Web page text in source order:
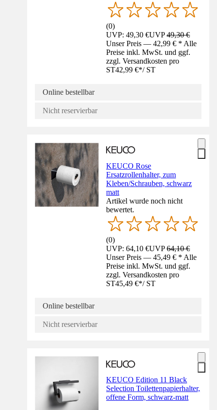
(0)
UVP: 49,30 €UVP49,30 €
Unser Preis — 42,99 € * Alle
Preise inkl. MwSt. und ggf.
zzgl. Versandkosten pro
ST42,99 €*/ ST
Online bestellbar
Nicht reservierbar
KEUCO Rose
Ersatzrollenhalter, zum
Kleben/Schrauben, schwarz
matt
Artikel wurde noch nicht
bewertet.
(0)
UVP: 64,10 €UVP64,10 €
Unser Preis — 45,49 € * Alle
Preise inkl. MwSt. und ggf.
zzgl. Versandkosten pro
ST45,49 €*/ ST
Online bestellbar
Nicht reservierbar
KEUCO Edition 11 Black
Selection Toilettenpapierhalter,
offene Form, schwarz-matt